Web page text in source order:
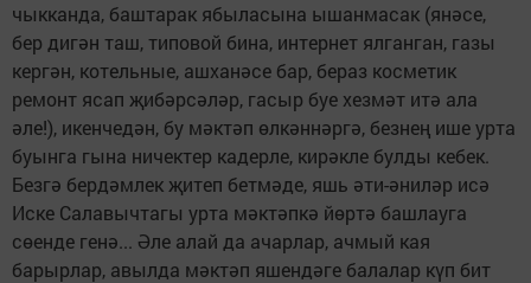
чыкканда, баштарак ябыласына ышанмасак (янәсе,
бер дигән таш, типовой бина, интернет ялганган, газы
кергән, котельные, ашханәсе бар, бераз косметик
ремонт ясап җибәрсәләр, гасыр буе хезмәт итә ала
әле!), икенчедән, бу мәктәп өлкәннәргә, безнең ише урта
буынга гына ничектер кадерле, кирәкле булды кебек.
Безгә бердәмлек җитеп бетмәде, яшь әти-әниләр исә
Иске Салавычтагы урта мәктәпкә йөртә башлауга
сөенде генә... Әле алай да ачарлар, ачмый кая
барырлар, авылда мәктәп яшендәге балалар күп бит